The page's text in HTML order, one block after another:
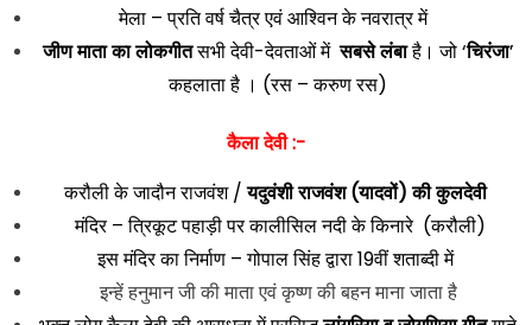
मेला – प्रति वर्ष चैत्र एवं आश्विन के नवरात्र में
जीण माता का लोकगीतसभी देवी-देवताओं में सबसे लंबाहै। जो ‘चिरंजा’
कहलाता है । (रस – करुण रस)
कैला देवी :-
करौली के जादौन राजवंश /यदुवंशी राजवंश (यादवों) की कुलदेवी
मंदिर – त्रिकूट पहाड़ी पर कालीसिल नदी के किनारे (करौली)
इस मंदिर का निर्माण – गोपाल सिंह द्वारा 19वीं शताब्दी में
इन्हें हनुमान जी की माता एवं कृष्ण की बहन माना जाता है